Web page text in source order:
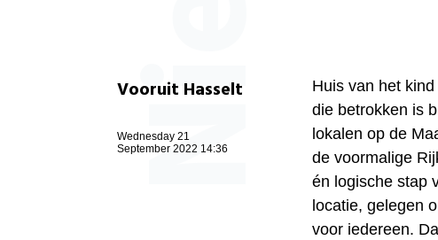
Vooruit Hasselt
Wednesday 21
September 2022 14:36
Huis van het
die betrokken is
lokalen op de
de voormalige
én logische stap
locatie, gelegen
voor iedereen.